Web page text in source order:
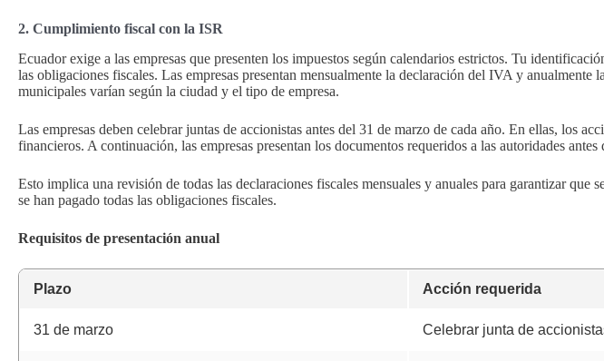
2. Cumplimiento fiscal con la ISR
Ecuador exige a las empresas que presenten los impuestos según calendarios estrictos. Tu
las obligaciones fiscales. Las empresas presentan mensualmente la declaración del IVA y anualmente
municipales varían según la ciudad y el tipo de empresa.
Las empresas deben celebrar juntas de accionistas antes del 31 de marzo de cada año. En ellas, los
financieros. A continuación, las empresas presentan los documentos requeridos a las autoridades antes
Esto implica una revisión de todas las declaraciones fiscales mensuales y anuales para garantizar que
se han pagado todas las obligaciones fiscales.
Requisitos de presentación anual
Plazo Acción requerida
31 de marzo Celebrar junta de